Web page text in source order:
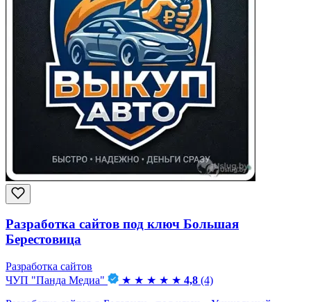
Разработка сайтов под ключ Большая
Берестовица
Разработка сайтов
ЧУП "Панда Медиа"
★ ★ ★ ★ ★ 4,8 (4)